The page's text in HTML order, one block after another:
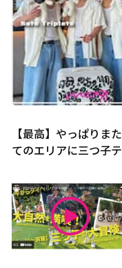
【最高】やっぱりま
てのエリアに三つ子